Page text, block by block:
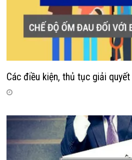
Các điều kiện, thủ tục giải